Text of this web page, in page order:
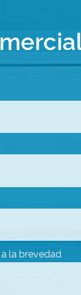
la brevedad